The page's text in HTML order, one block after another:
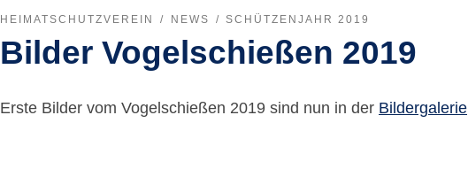
HEIMATSCHUTZVEREIN NEWS SCHÜTZENJAHR 2019
Bilder Vogelschießen 2019
Erste Bilder vom Vogelschießen 2019 sind nun in der Bildergalerie